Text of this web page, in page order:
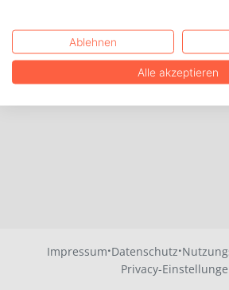
Impressum·Datenschutz·
Privacy-
Ablehnen
Alle akzeptieren